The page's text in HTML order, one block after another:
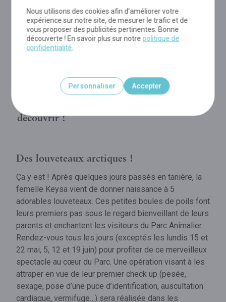
face exceptionnel avec le loup. En effet, ils
ont la possibilité d’observer cet animal
légendaire sous toutes ses facettes au cœur
du Parc Animalier. Naissance d’adorables
loups gris et visites exclusives
découvrir !
Des louveteaux arctiques !
Ça y est ! Après quelques jours passés en tanière, la
femelle Keysa vient de donner naissance à 5
adorables louveteaux. Ces petites boules de poils font
leurs premiers pas sous le regard bienveillant de leurs
parents et enchantent les visiteurs du Parc Animalier.
Rendez-vous tous les jours (exceptés les lundis 15 et
22 mai, 5, 12 et 19 juin) pour profiter de ce merveilleux
spectacle au cœur du Parc. Une opération visant à les
attraper en vue de leur premier check up (pesée,
sexage, pose d’une puce d’identification, auscultation
cardiaque, vermifuge…) sera réalisée dans les
Nous utilisons des cookies afin d’améliorer votre
expérience sur notre site, de mesurer le trafic et de
vous proposer des publicités pertinentes. Bonne
découverte ! En savoir plus sur notre politique de
confidentialité
Personnaliser Accepter